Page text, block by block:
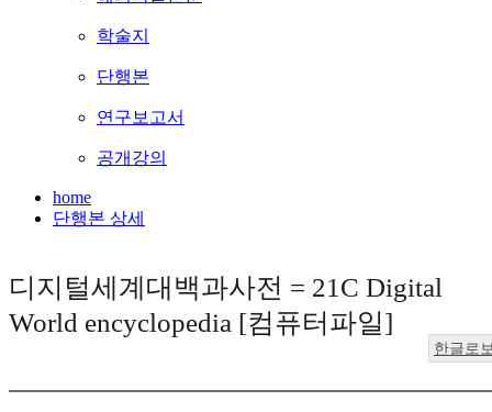
학술지
단행본
연구보고서
공개강의
home
단행본 상세
디지털세계대백과사전 = 21C Digital
World encyclopedia [컴퓨터파일]
한글로